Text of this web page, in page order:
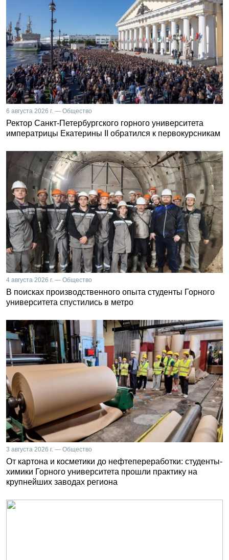
6 августа 2026 г. — Общество
Ректор Санкт-Петербургского горного университета
императрицы Екатерины II обратился к первокурсникам
4 августа 2026 г. — Общество
В поисках производственного опыта студенты Горного
университета спустились в метро
3 августа 2026 г. — Общество
От картона и косметики до нефтепереработки: студенты-
химики Горного университета прошли практику на
крупнейших заводах региона